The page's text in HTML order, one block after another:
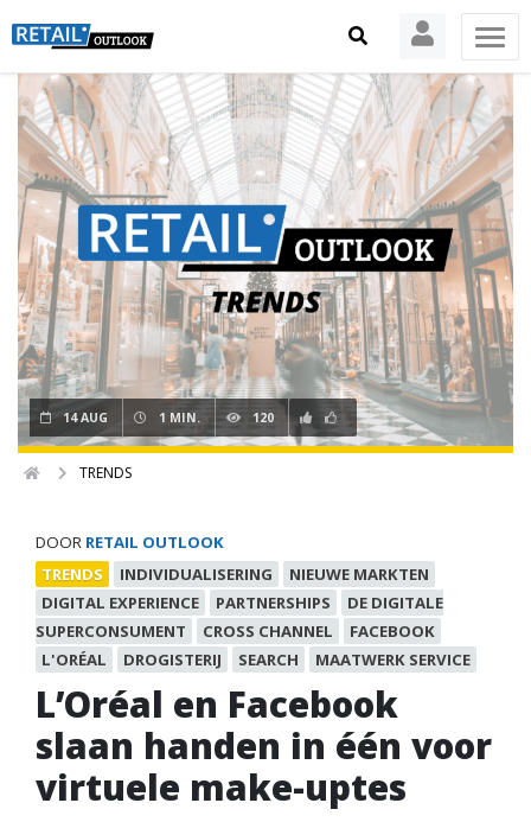
14 AUG 1 MIN. 120
TRENDS
DOOR RETAIL OUTLOOK
TRENDS
INDIVIDUALISERING
NIEUWE MARKTEN
DIGITAL EXPERIENCE
PARTNERSHIPS
DE DIGITALE
SUPERCONSUMENT
CROSS CHANNEL
FACEBOOK
L'ORÉAL
DROGISTERIJ SEARCH MAATWERK SERVICE
L’Oréal en Facebook
slaan handen in één voor
virtuele make-uptes